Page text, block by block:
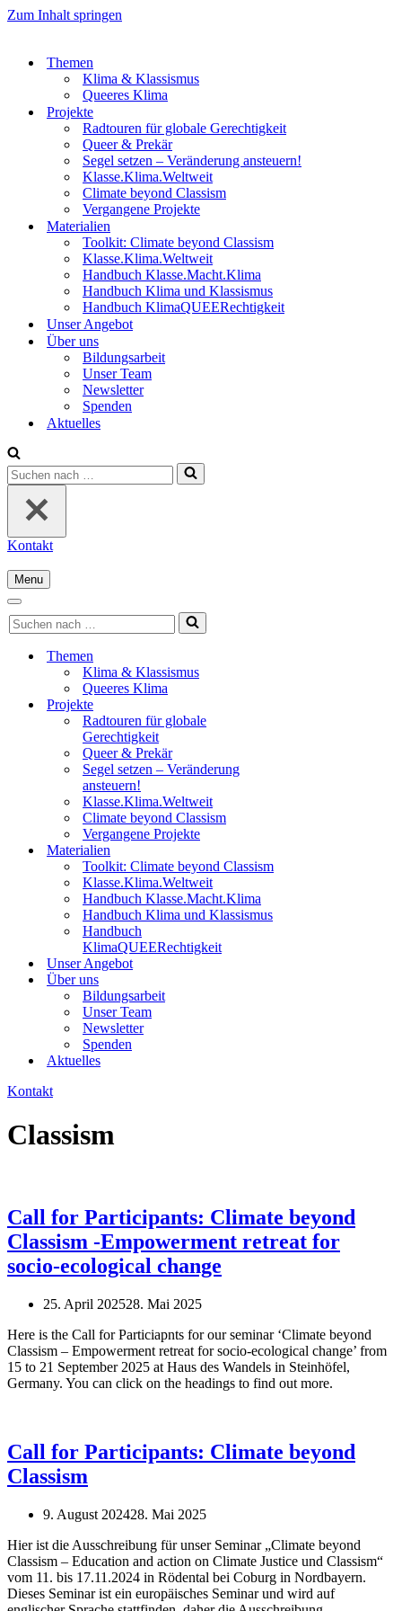
Zum Inhalt springen
Themen
Klima & Klassismus
Queeres Klima
Projekte
Radtouren für globale Gerechtigkeit
Queer & Prekär
Segel setzen – Veränderung ansteuern!
Klasse.Klima.Weltweit
Climate beyond Classism
Vergangene Projekte
Materialien
Toolkit: Climate beyond Classism
Klasse.Klima.Weltweit
Handbuch Klasse.Macht.Klima
Handbuch Klima und Klassismus
Handbuch KlimaQUEERechtigkeit
Unser Angebot
Über uns
Bildungsarbeit
Unser Team
Newsletter
Spenden
Aktuelles
Suchen
nach …
Kontakt
Menu
Navigationsmenü
Navigationsmenü
Suchen
nach …
Themen
Klima & Klassismus
Queeres Klima
Projekte
Radtouren für globale
Gerechtigkeit
Queer & Prekär
Segel setzen – Veränderung
ansteuern!
Klasse.Klima.Weltweit
Climate beyond Classism
Vergangene Projekte
Materialien
Toolkit: Climate beyond Classism
Klasse.Klima.Weltweit
Handbuch Klasse.Macht.Klima
Handbuch Klima und Klassismus
Handbuch
KlimaQUEERechtigkeit
Unser Angebot
Über uns
Bildungsarbeit
Unser Team
Newsletter
Spenden
Aktuelles
Kontakt
Classism
Call for Participants: Climate beyond
Classism -Empowerment retreat for
socio-ecological change
25. April 202528. Mai 2025
Here is the Call for Particiapnts for our seminar ‘Climate beyond
Classism – Empowerment retreat for socio-ecological change’ from
15 to 21 September 2025 at Haus des Wandels in Steinhöfel,
Germany. You can click on the headings to find out more.
Call for Participants: Climate beyond
Classism
9. August 202428. Mai 2025
Hier ist die Ausschreibung für unser Seminar „Climate beyond
Classism – Education and action on Climate Justice und Classism“
vom 11. bis 17.11.2024 in Rödental bei Coburg in Nordbayern.
Dieses Seminar ist ein europäisches Seminar und wird auf